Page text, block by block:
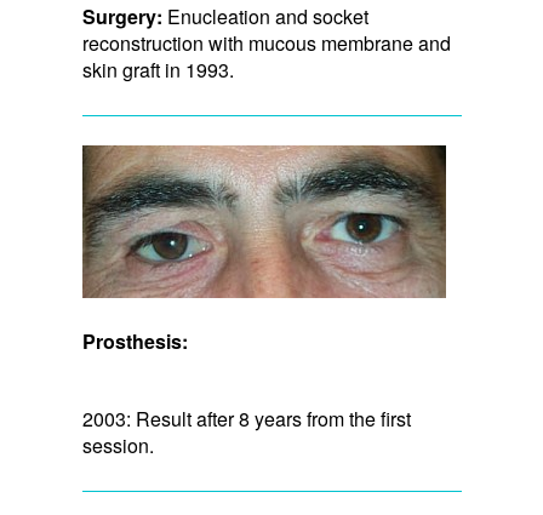
Surgery: Enucleation and socket
reconstruction with mucous membrane and
skin graft in 1993.
Prosthesis:
2003: Result after 8 years from the first
session.